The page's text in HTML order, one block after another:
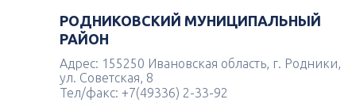
РОДНИКОВСКИЙ МУНИЦИПАЛЬНЫЙ
РАЙОН
Адрес: 155250 Ивановская область, г. Родники,
ул. Советская, 8
Тел/факс: +7(49336) 2-33-92